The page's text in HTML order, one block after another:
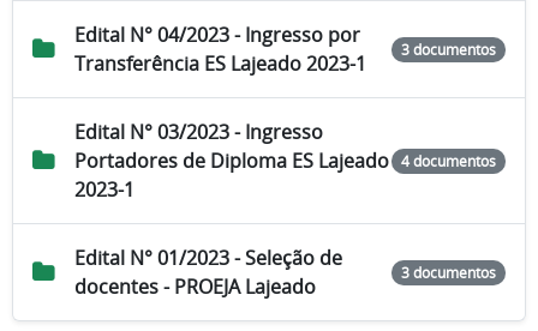
Edital N° 04/2023 - Ingresso por
Transferência ES Lajeado 2023-1
3 documentos
Edital N° 03/2023 - Ingresso
Portadores de Diploma ES Lajeado
2023-1
4 documentos
Edital N° 01/2023 - Seleção de
docentes - PROEJA Lajeado
3 documentos